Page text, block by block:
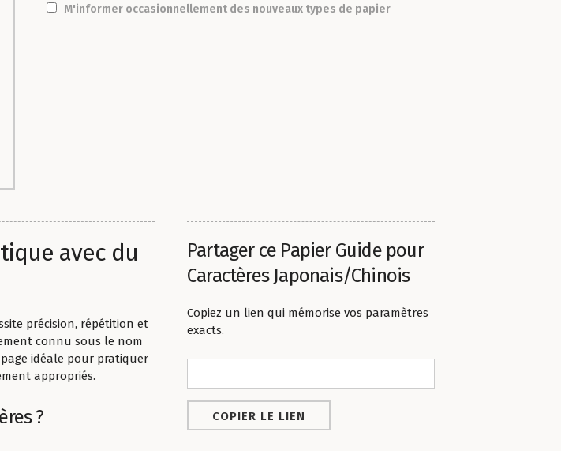
M'informer occasionnellement des nouveaux types de papier
avec du
précision, répétition et
connu sous le nom
idéale pour pratiquer
appropriés.
?
Partager ce Papier Guide pour
Caractères Japonais/Chinois
Copiez un lien qui mémorise vos paramètres
exacts.
COPIER LE LIEN